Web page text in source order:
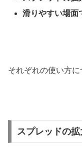
滑りやすい場面
それぞれの使い方に
スプレッドの